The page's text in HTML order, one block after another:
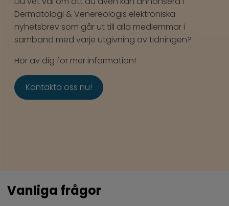
Dermatologi & Venereologis elektroniska
nyhetsbrev som går ut till alla medlemmar i
samband med varje utgivning av tidningen?
Hör av dig för mer information!
Kontakta oss nu!
Vanliga frågor